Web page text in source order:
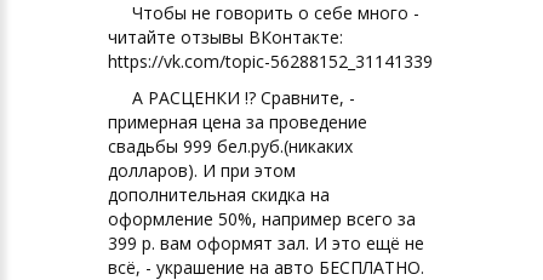
Чтобы не говорить о себе много -
читайте отзывы ВКонтакте:
https://vk.com/topic-56288152_31141339
А РАСЦЕНКИ !? Сравните, -
примерная цена за проведение
свадьбы 999 бел.руб.(никаких
долларов). И при этом
дополнительная скидка на
оформление 50%, например всего за
399 р. вам оформят зал. И это ещё не
всё, - украшение на авто БЕСПЛАТНО.